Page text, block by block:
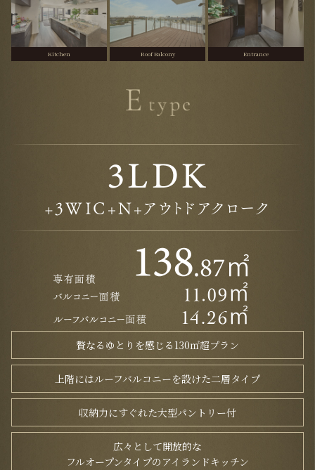
Kitchen Roof Balcony Entrance
贅なるゆとりを感じる130㎡超プラン
上階にはルーフバルコニーを設けた二層タイプ
収納力にすぐれた大型パントリー付
広々として開放的な
フルオープンタイプのアイランドキッチン